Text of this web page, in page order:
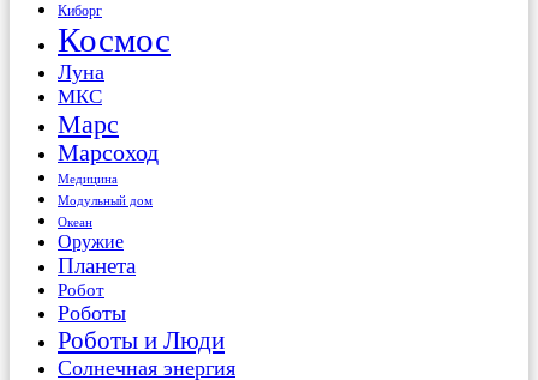
Киборг
Космос
Луна
МКС
Марс
Марсоход
Медицина
Модульный дом
Океан
Оружие
Планета
Робот
Роботы
Роботы и Люди
Солнечная энергия